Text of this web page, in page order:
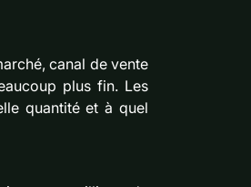
canal de vente
plus fin. Les
quantité et à quel